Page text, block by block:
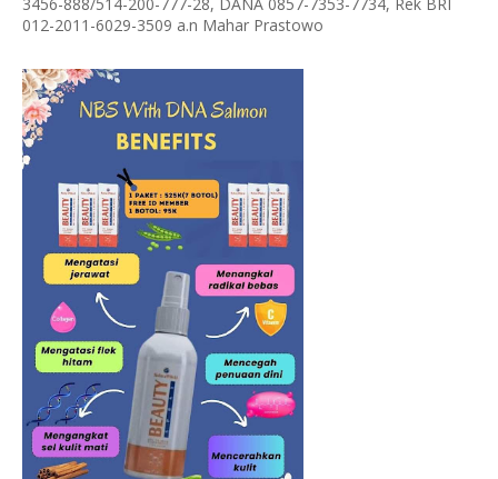
012-2011-6029-3509 a.n Mahar Prastowo